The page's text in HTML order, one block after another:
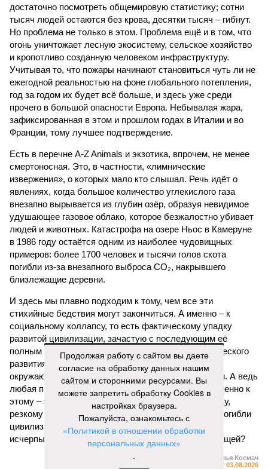
достаточно посмотреть общемировую статистику; сотни
тысяч людей остаются без крова, десятки тысяч – гибнут.
Но проблема не только в этом. Проблема ещё и в том, что
огонь уничтожает лесную экосистему, сельское хозяйство
и кропотливо созданную человеком инфраструктуру.
Учитывая то, что пожары начинают становиться чуть ли не
ежегодной реальностью на фоне глобального потепления,
год за годом их будет всё больше, и здесь уже среди
прочего в большой опасности Европа. Небывалая жара,
зафиксированная в этом и прошлом годах в Италии и во
Франции, тому лучшее подтверждение.
Есть в перечне A-Z Animals и экзотика, впрочем, не менее
смертоносная. Это, в частности, «лимнические
извержения», о которых мало кто слышал. Речь идёт о
явлениях, когда большое количество углекислого газа
внезапно вырывается из глубин озёр, образуя невидимое
удушающее газовое облако, которое безжалостно убивает
людей и животных. Катастрофа на озере Ньос в Камеруне
в 1986 году остаётся одним из наиболее чудовищных
примеров: более 1700 человек и тысячи голов скота
погибли из-за внезапного выброса CO₂, накрывшего
близлежащие деревни.
И здесь мы плавно подходим к тому, чем все эти
стихийные бедствия могут закончиться. А именно – к
социальному коллапсу, то есть фактическому упадку
развитой цивилизации, зачастую с последующим её
полным уничтожением. Среди причин такого трагического
развития событий учёные называют деградацию
окружающей среды, истощение ресурсов и болезни. А ведь
любая природная катастрофа непременно ведёт именно к
этому – экономическому кризису, эпидемиям, голоду,
резкому сокращению численности населения. Так погибли
цивилизации шумеров, майя, кхмеров – список не
исчерпывающий. Какая цивилизация будет следующей?
Илья Космач
«Наша версия» №29 от 03.08.2026
Продолжая работу с сайтом вы даете
согласие на обработку данных нашим
сайтом и сторонними ресурсами. Вы
можете запретить обработку Cookies в
настройках браузера.
Пожалуйста, ознакомьтесь с
«Политикой в отношении обработки
персональных данных»
.